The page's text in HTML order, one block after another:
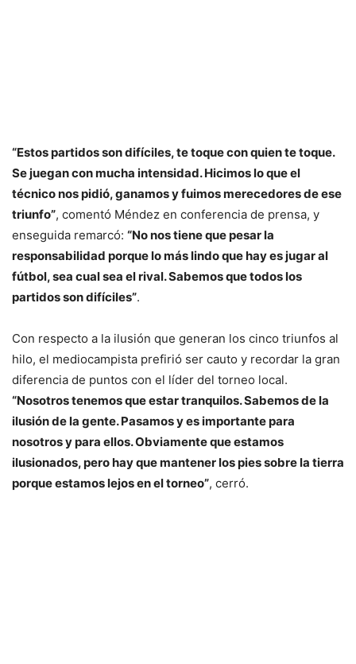
“Estos partidos son difíciles, te toque con quien te toque.
Se juegan con mucha intensidad. Hicimos lo que el
técnico nos pidió, ganamos y fuimos merecedores de ese
triunfo”, comentó Méndez en conferencia de prensa, y
enseguida remarcó: “No nos tiene que pesar la
responsabilidad porque lo más lindo que hay es jugar al
fútbol, sea cual sea el rival. Sabemos que todos los
partidos son difíciles”.
Con respecto a la ilusión que generan los cinco triunfos al
hilo, el mediocampista prefirió ser cauto y recordar la gran
diferencia de puntos con el líder del torneo local.
“Nosotros tenemos que estar tranquilos. Sabemos de la
ilusión de la gente. Pasamos y es importante para
nosotros y para ellos. Obviamente que estamos
ilusionados, pero hay que mantener los pies sobre la tierra
porque estamos lejos en el torneo”, cerró.